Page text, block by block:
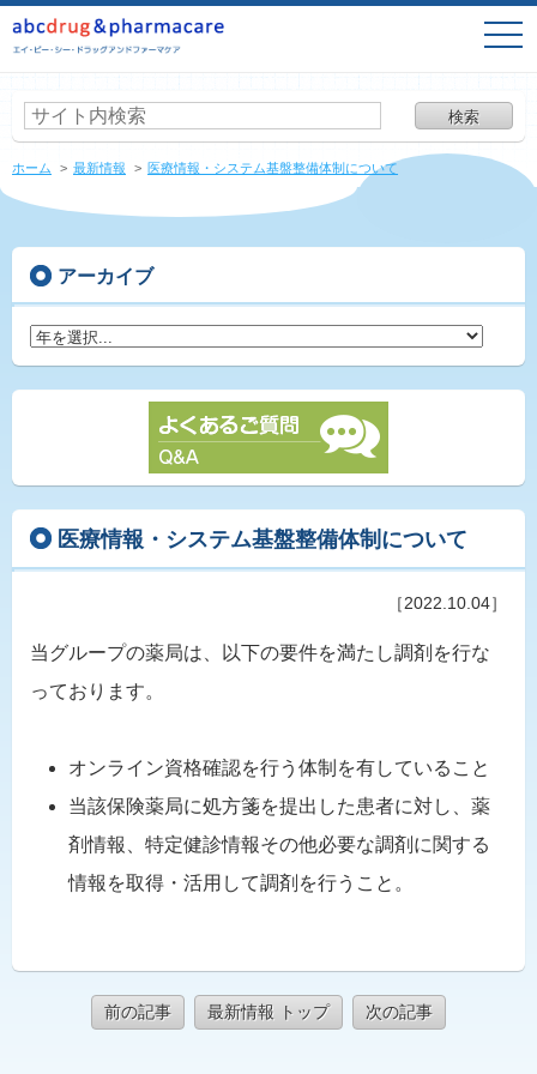
株式会社abcdrug&pharmacare（エイ・ビー・シー・ドラッグアンドファー
ケア）
ホーム 最新情報 医療情報・システム基盤整備体制について
アーカイブ
医療情報・システム基盤整備体制について
［2022.10.04］
当グループの薬局は、以下の要件を満たし調剤を行な
っております。
オンライン資格確認を行う体制を有していること
当該保険薬局に処方箋を提出した患者に対し、薬
剤情報、特定健診情報その他必要な調剤に関する
情報を取得・活用して調剤を行うこと。
前の記事 最新情報 トップ 次の記事